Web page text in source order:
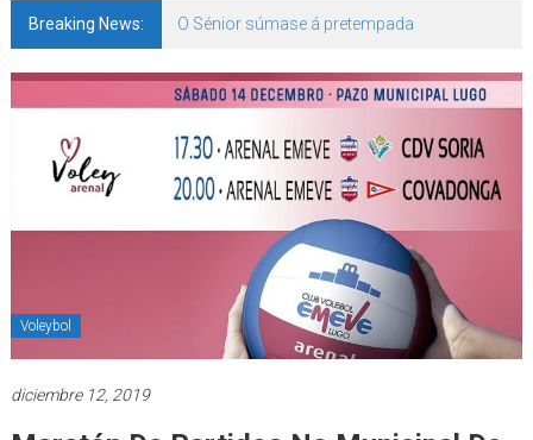
Breaking News: O Sénior súmase á pretempada
Voleybol
diciembre 12, 2019